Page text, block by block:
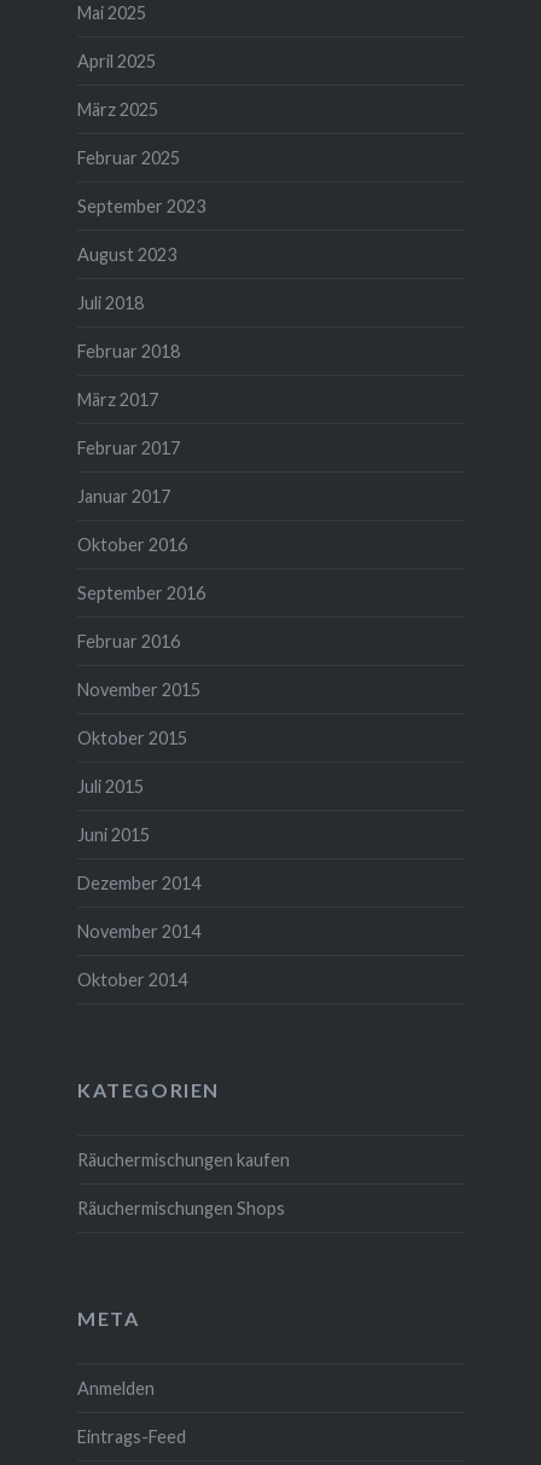
Mai 2025
April 2025
März 2025
Februar 2025
September 2023
August 2023
Juli 2018
Februar 2018
März 2017
Februar 2017
Januar 2017
Oktober 2016
September 2016
Februar 2016
November 2015
Oktober 2015
Juli 2015
Juni 2015
Dezember 2014
November 2014
Oktober 2014
KATEGORIEN
Räuchermischungen kaufen
Räuchermischungen Shops
META
Anmelden
Eintrags-Feed